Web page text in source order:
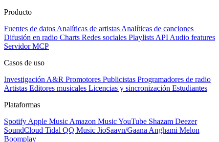
Producto
Fuentes de datos Analíticas de artistas Analíticas de canciones
Difusión en radio Charts Redes sociales Playlists API Audio features
Servidor MCP
Casos de uso
Investigación A&R Promotores Publicistas Programadores de radio
Artistas Editores musicales Licencias y sincronización Estudiantes
Plataformas
Spotify Apple Music Amazon MusicYouTube Shazam Deezer
SoundCloud Tidal QQ Music JioSaavn/Gaana Anghami Melon
Boomplay